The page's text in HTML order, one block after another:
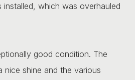
installed, which was overhauled
good condition. The
nice shine and the various